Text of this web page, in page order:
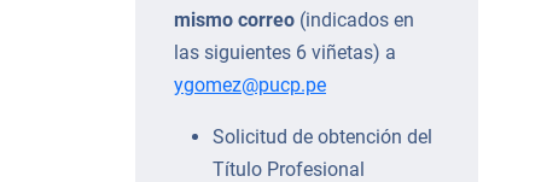
mismo correo (indicados en
las siguientes 6 viñetas) a
ygomez@pucp.pe
Solicitud de obtención del
Título Profesional